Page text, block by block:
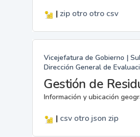
| zip otro otro csv
Vicejefatura de Gobierno |
Dirección General de
Gestión de
Información y ubicación
| csv otrojson zip